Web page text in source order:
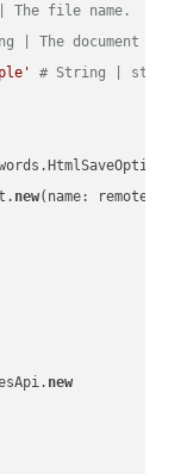
The file name.
| The document
# String |
new(name:
new